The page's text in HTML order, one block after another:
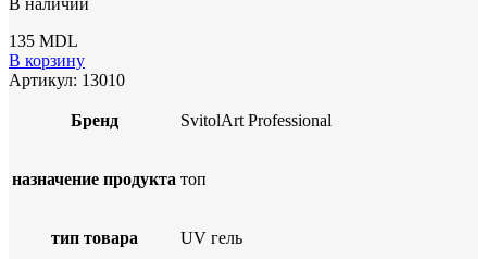
В наличии
135 MDL
В корзину
Артикул: 13010
Бренд SvitolArt Professional
назначение продукта топ
тип товара UV гель